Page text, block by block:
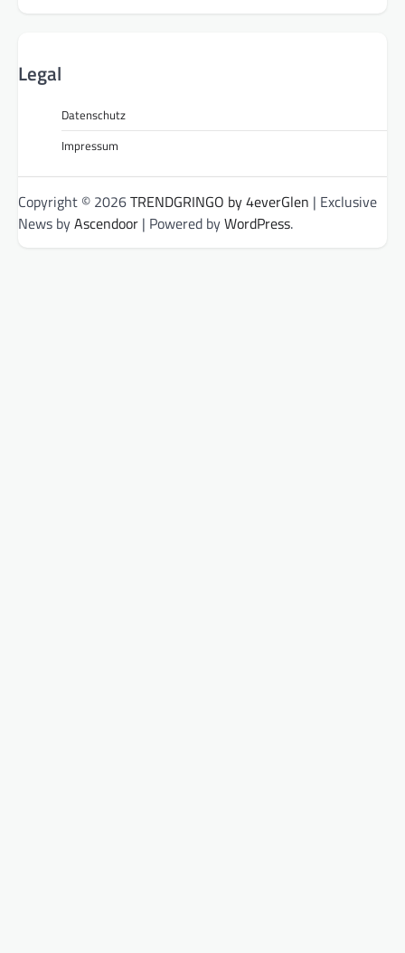
Legal
Datenschutz
Impressum
Copyright © 2026TRENDGRINGO by 4everGlen | Exclusive
News byAscendoor | Powered byWordPress.